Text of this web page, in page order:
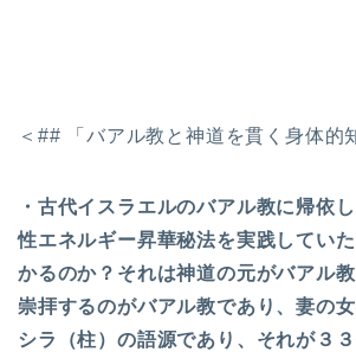
＜## 「バアル教と神道を貫く身体的
・古代イスラエルのバアル教に帰依
性エネルギー昇華秘法を実践してい
かるのか？それは神道の元がバアル
崇拝するのがバアル教であり、妻の
シラ（柱）の語源であり、それが３